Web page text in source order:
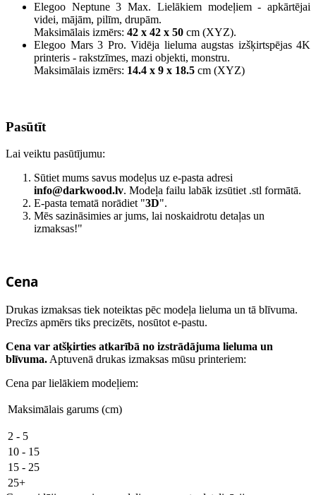
Elegoo Neptune 3 Max. Lielākiem modeļiem - apkārtējai
videi, mājām, pilīm, drupām.
Maksimālais izmērs: 42 x 42 x 50 cm (XYZ).
Elegoo Mars 3 Pro. Vidēja lieluma augstas izšķirtspējas 4K
printeris - rakstzīmes, mazi objekti, monstru.
Maksimālais izmērs: 14.4 x 9 x 18.5 cm (XYZ)
Pasūtīt
Lai veiktu pasūtījumu:
Sūtiet mums savus modeļus uz e-pasta adresi
info@darkwood.lv. Modeļa failu labāk izsūtiet .stl formātā.
E-pasta tematā norādiet "3D".
Mēs sazināsimies ar jums, lai noskaidrotu detaļas un
izmaksas!"
Cena
Drukas izmaksas tiek noteiktas pēc modeļa lieluma un tā blīvuma.
Precīzs apmērs tiks precizēts, nosūtot e-pastu.
Cena var atšķirties atkarībā no izstrādājuma lieluma un
blīvuma. Aptuvenā drukas izmaksas mūsu printeriem:
Cena par lielākiem modeļiem:
Maksimālais garums (cm)
2 - 5
10 - 15
15 - 25
25+